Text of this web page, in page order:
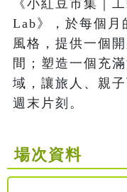
《小紅豆市集｜
Lab》，於每個月
風格，提供一個
間；塑造一個充
域，讓旅人、親
週末片刻。
場次資料